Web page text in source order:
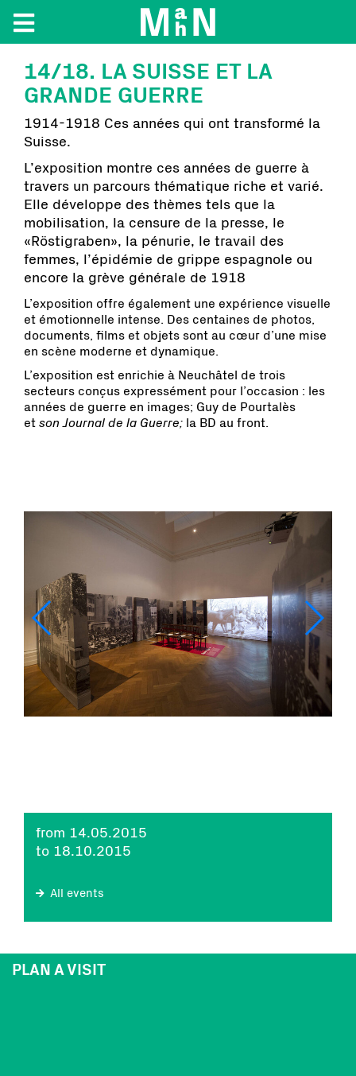
14/18. LA SUISSE ET LA
GRANDE GUERRE
1914-1918 Ces années qui ont transformé la
Suisse.
L’exposition montre ces années de guerre à
travers un parcours thématique riche et varié.
Elle développe des thèmes tels que la
mobilisation, la censure de la presse, le
«Röstigraben», la pénurie, le travail des
femmes, l’épidémie de grippe espagnole ou
encore la grève générale de 1918
L’exposition offre également une expérience visuelle
et émotionnelle intense. Des centaines de photos,
documents, films et objets sont au cœur d’une mise
en scène moderne et dynamique.
L’exposition est enrichie à Neuchâtel de trois
secteurs conçus expressément pour l’occasion : les
années de guerre en images; Guy de Pourtalès
et son Journal de la Guerre; la BD au front.
from 14.05.2015
to 18.10.2015
All events
PLAN A VISIT